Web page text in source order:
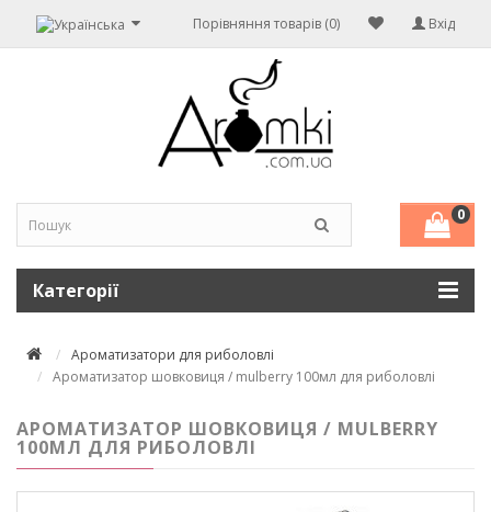
Вхід
Порівняння товарів (0)
0
Категорії
Ароматизатори для риболовлі
Ароматизатор шовковиця / mulberry 100мл для риболовлі
АРОМАТИЗАТОР ШОВКОВИЦЯ / MULBERRY
100МЛ ДЛЯ РИБОЛОВЛІ